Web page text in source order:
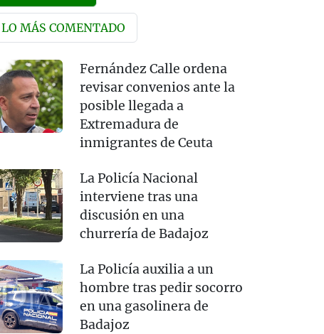
LO MÁS COMENTADO
Fernández Calle ordena
revisar convenios ante la
posible llegada a
Extremadura de
inmigrantes de Ceuta
La Policía Nacional
interviene tras una
discusión en una
churrería de Badajoz
La Policía auxilia a un
hombre tras pedir socorro
en una gasolinera de
Badajoz